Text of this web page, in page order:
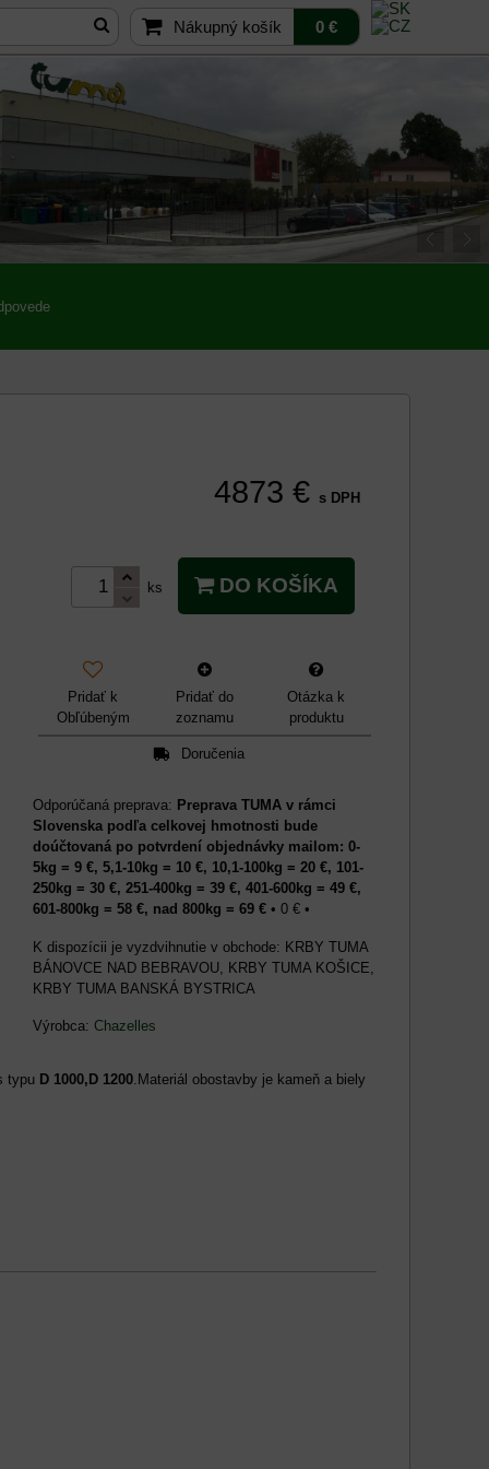
Nákupný košík 0 €
4873 € s DPH
ks DO KOŠÍKA
Pridať k
Obľúbeným
Pridať do
zoznamu
Otázka k
produktu
Doručenia
Preprava TUMA v rámci
Slovenska podľa celkovej hmotnosti bude
doúčtovaná po potvrdení objednávky mailom: 0-
5kg = 9 €, 5,1-10kg = 10 €, 10,1-100kg = 20 €, 101-
250kg = 30 €, 251-400kg = 39 €, 401-600kg = 49 €,
601-800kg = 58 €, nad 800kg = 69 € • 0 € •
KRBY TUMA
BÁNOVCE NAD BEBRAVOU, KRBY TUMA KOŠICE,
KRBY TUMA BANSKÁ BYSTRICA
Výrobca: Chazelles
typu D 1000,D 1200.Materiál obostavby je kameň a biely